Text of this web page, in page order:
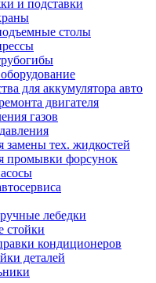
и подставки
столы
для аккумулятора авто
двигателя
газов
замены тех. жидкостей
промывки форсунок
лебедки
стойки
кондиционеров
деталей